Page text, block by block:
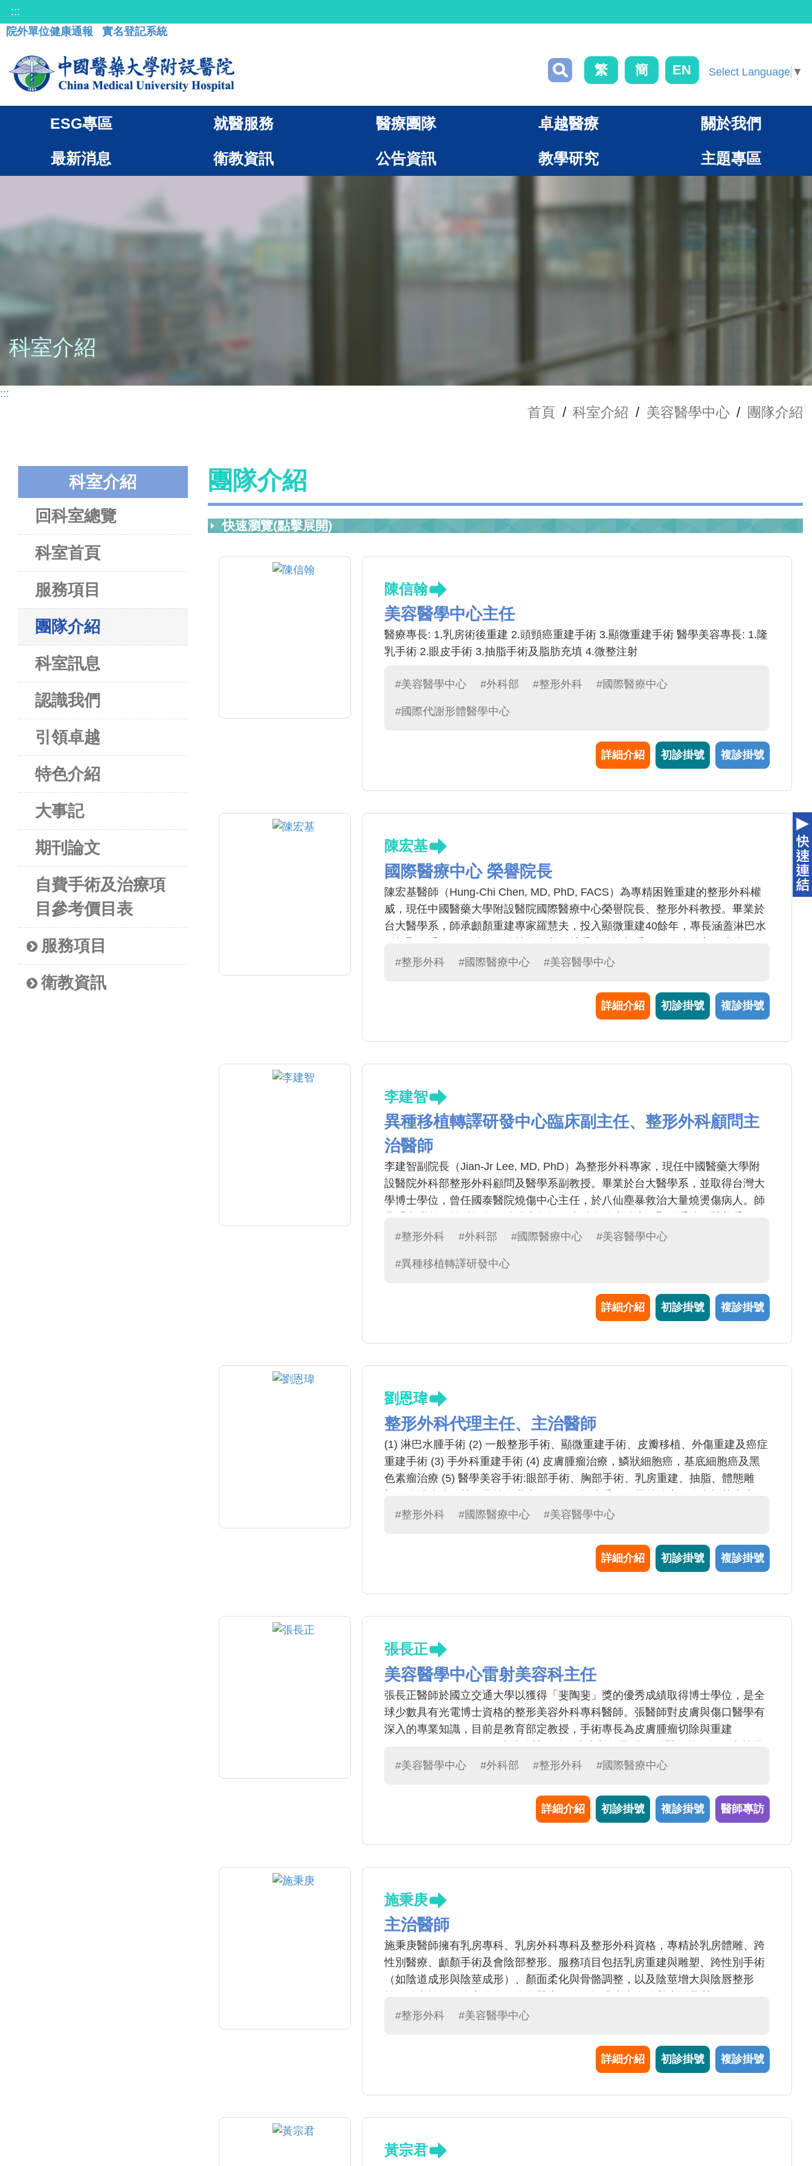
:::
院外單位健康通報
實名登記系統
繁 簡 EN Select Language ▼
ESG專區 就醫服務 醫療團隊 卓越醫療 關於我們
最新消息 衛教資訊 公告資訊 教學研究 主題專區
科室介紹
:::
首頁 / 科室介紹 / 美容醫學中心 / 團隊介紹
科室介紹
回科室總覽
科室首頁
服務項目
團隊介紹
科室訊息
認識我們
引領卓越
特色介紹
大事記
期刊論文
自費手術及治療項
目參考價目表
服務項目
衛教資訊
團隊介紹
快速瀏覽(點擊展開)
陳信翰
美容醫學中心主任
醫療專長: 1.乳房術後重建 2.頭頸癌重建手術 3.顯微重建手術 醫學美容專長: 1.隆
乳手術 2.眼皮手術 3.抽脂手術及脂肪充填 4.微整注射
#美容醫學中心 #外科部 #整形外科 #國際醫療中心
#國際代謝形體醫學中心
詳細介紹 初診掛號 複診掛號
陳宏基
國際醫療中心 榮譽院長
陳宏基醫師（Hung-Chi Chen, MD, PhD, FACS）為專精困難重建的整形外科權
威，現任中國醫藥大學附設醫院國際醫療中心榮譽院長、整形外科教授。畢業於
台大醫學系，師承顱顏重建專家羅慧夫，投入顯微重建40餘年，專長涵蓋淋巴水
際醫療典範金獎、醫療奉獻獎等，並為哈佛大學客座教授，培育國際顯微外科人
#整形外科 #國際醫療中心 #美容醫學中心
詳細介紹 初診掛號 複診掛號
李建智
異種移植轉譯研發中心臨床副主任、整形外科顧問主
治醫師
李建智副院長（Jian-Jr Lee, MD, PhD）為整形外科專家，現任中國醫藥大學附
設醫院外科部整形外科顧問及醫學系副教授。畢業於台大醫學系，並取得台灣大
學博士學位，曾任國泰醫院燒傷中心主任，於八仙塵暴救治大量燒燙傷病人。師
自體與異體移植、慢性傷口與燒燙傷疤痕治療，並致力於幹細胞與生醫材料研
#整形外科 #外科部 #國際醫療中心 #美容醫學中心
#異種移植轉譯研發中心
詳細介紹 初診掛號 複診掛號
劉恩瑋
整形外科代理主任、主治醫師
(1) 淋巴水腫手術 (2) 一般整形手術、顯微重建手術、皮瓣移植、外傷重建及癌症
重建手術 (3) 手外科重建手術 (4) 皮膚腫瘤治療，鱗狀細胞癌，基底細胞癌及黑
色素瘤治療 (5) 醫學美容手術:眼部手術、胸部手術、乳房重建、抽脂、體態雕
射、微整注射 (6) 燒燙傷治療
#整形外科 #國際醫療中心 #美容醫學中心
詳細介紹 初診掛號 複診掛號
張長正
美容醫學中心雷射美容科主任
張長正醫師於國立交通大學以獲得「斐陶斐」獎的優秀成績取得博士學位，是全
球少數具有光電博士資格的整形美容外科專科醫師。張醫師對皮膚與傷口醫學有
深入的專業知識，目前是教育部定教授，手術專長為皮膚腫瘤切除與重建
庚醫院及本院美容中心主任共八年，目前為本中心雷射美容科主任。臨床研究已
光老化治療」，「多層式臉部拉提注射」，「面部無痕舌癌重建」等...其他微創
手術還包含「靜脈曲張雷射燒灼」，「狐臭頂漿汗腺刮除術」，「多汗症微波熱
治療。 張醫師對美容醫學求診者均親自諮詢衛教，由於其臨床，教育，民眾衛教
及醫療品質的優異表現，美國外科學院於2022年頒證Fellow學位予張醫師。
#美容醫學中心 #外科部 #整形外科 #國際醫療中心
詳細介紹 初診掛號 複診掛號 醫師專訪
施秉庚
主治醫師
施秉庚醫師擁有乳房專科、乳房外科專科及整形外科資格，專精於乳房體雕、跨
性別醫療、顱顏手術及會陰部整形。服務項目包括乳房重建與雕塑、跨性別手術
（如陰道成形與陰莖成形）、顏面柔化與骨骼調整，以及陰莖增大與陰唇整形
#整形外科
#美容醫學中心
詳細介紹 初診掛號 複診掛號
黃宗君